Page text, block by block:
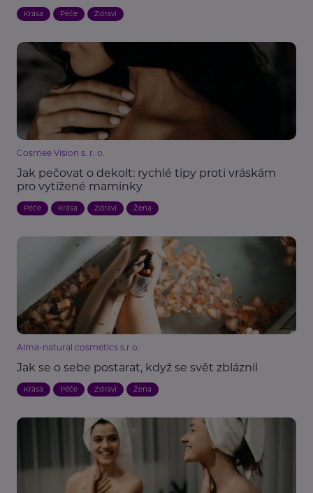
Krása Péče Zdraví
Cosmee Vision s. r. o.
Jak pečovat o dekolt: rychlé tipy proti vráskám
pro vytížené maminky
Péče Krása Zdraví Žena
Alma-natural cosmetics s.r.o.
Jak se o sebe postarat, když se svět zbláznil
Krása Péče Zdraví Žena